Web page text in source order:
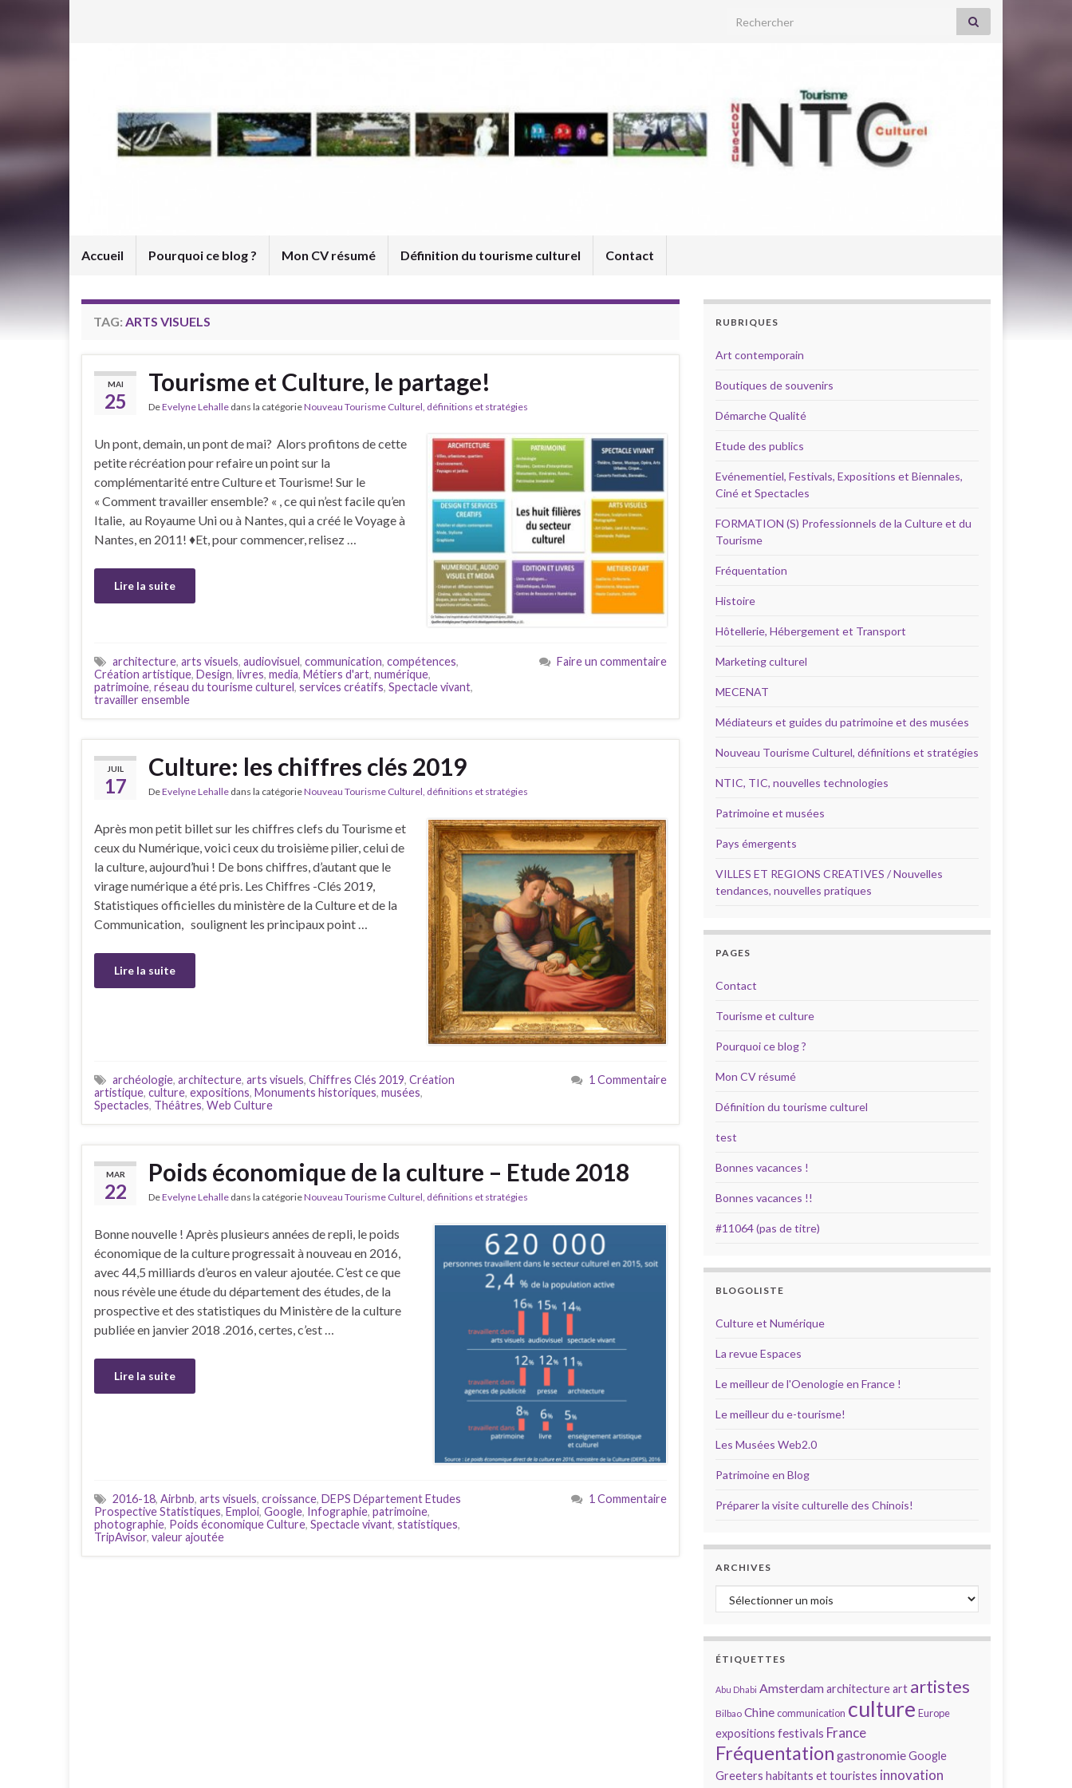
Search for:
Accueil Pourquoi ce blog ? Mon CV résumé Définition du tourisme culturel Contact
TAG: ARTS VISUELS
MAI
25
Tourisme et Culture, le partage!
DeEvelyne Lehalle dans la catégorieNouveau Tourisme Culturel, définitions et stratégies
Un pont, demain, un pont de mai? Alors profitons de cette
petite récréation pour refaire un point sur la
complémentarité entre Culture et Tourisme! Sur le
« Comment travailler ensemble? « , ce qui n’est facile qu’en
Italie, au Royaume Uni ou à Nantes, qui a créé le Voyage à
Nantes, en 2011! ♦Et, pour commencer, relisez …
Lire la suite
architecture, arts visuels, audiovisuel, communication, compétences,
Création artistique, Design, livres, media, Métiers d'art, numérique,
patrimoine, réseau du tourisme culturel, services créatifs, Spectacle vivant,
travailler ensemble
Faire un commentaire
JUIL
17
Culture: les chiffres clés 2019
DeEvelyne Lehalle dans la catégorieNouveau Tourisme Culturel, définitions et stratégies
Après mon petit billet sur les chiffres clefs du Tourisme et
ceux du Numérique, voici ceux du troisième pilier, celui de
la culture, aujourd’hui ! De bons chiffres, d’autant que le
virage numérique a été pris. Les Chiffres -Clés 2019,
Statistiques officielles du ministère de la Culture et de la
Communication, soulignent les principaux point …
Lire la suite
archéologie, architecture, arts visuels, Chiffres Clés 2019, Création
artistique, culture, expositions, Monuments historiques, musées,
Spectacles, Théâtres, Web Culture
1 Commentaire
MAR
22
Poids économique de la culture – Etude 2018
DeEvelyne Lehalle dans la catégorieNouveau Tourisme Culturel, définitions et stratégies
Bonne nouvelle ! Après plusieurs années de repli, le poids
économique de la culture progressait à nouveau en 2016,
avec 44,5 milliards d’euros en valeur ajoutée. C’est ce que
nous révèle une étude du département des études, de la
prospective et des statistiques du Ministère de la culture
publiée en janvier 2018 .2016, certes, c’est …
Lire la suite
2016-18, Airbnb, arts visuels, croissance, DEPS Département Etudes
Prospective Statistiques, Emploi, Google, Infographie, patrimoine,
photographie, Poids économique Culture, Spectacle vivant, statistiques,
TripAvisor, valeur ajoutée
1 Commentaire
RUBRIQUES
Art contemporain
Boutiques de souvenirs
Démarche Qualité
Etude des publics
Evénementiel, Festivals, Expositions et Biennales,
Ciné et Spectacles
FORMATION (S) Professionnels de la Culture et du
Tourisme
Fréquentation
Histoire
Hôtellerie, Hébergement et Transport
Marketing culturel
MECENAT
Médiateurs et guides du patrimoine et des musées
Nouveau Tourisme Culturel, définitions et stratégies
NTIC, TIC, nouvelles technologies
Patrimoine et musées
Pays émergents
VILLES ET REGIONS CREATIVES / Nouvelles
tendances, nouvelles pratiques
PAGES
Contact
Tourisme et culture
Pourquoi ce blog ?
Mon CV résumé
Définition du tourisme culturel
test
Bonnes vacances !
Bonnes vacances !!
#11064 (pas de titre)
BLOGOLISTE
Culture et Numérique
La revue Espaces
Le meilleur de l'Oenologie en France !
Le meilleur du e-tourisme!
Les Musées Web2.0
Patrimoine en Blog
Préparer la visite culturelle des Chinois!
ARCHIVES
Archives
ÉTIQUETTES
Abu Dhabi Amsterdamarchitectureart artistes
Bilbao Chinecommunication culture Europe
expositions festivals France
Fréquentation gastronomieGoogle
Greeters habitants et touristes innovation